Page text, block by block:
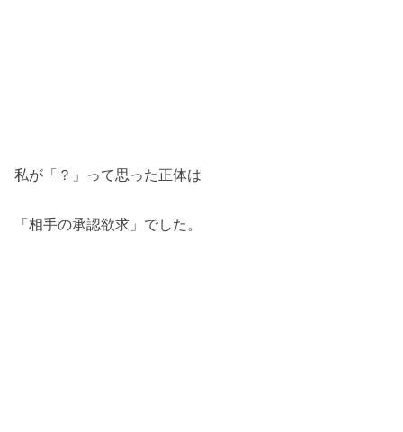
私が「？」って思った正体は
「相手の承認欲求」でした。